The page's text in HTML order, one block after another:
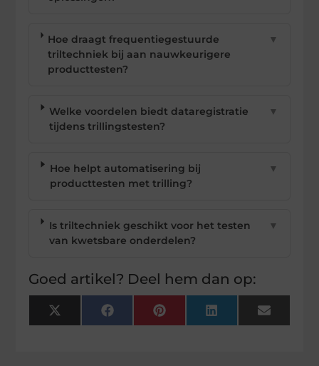
Hoe draagt frequentiegestuurde
triltechniek bij aan nauwkeurigere
producttesten?
▼
Welke voordelen biedt dataregistratie
tijdens trillingstesten?
▼
Hoe helpt automatisering bij
producttesten met trilling?
▼
Is triltechniek geschikt voor het testen
van kwetsbare onderdelen?
▼
Goed artikel? Deel hem dan op:
X
(Twitter)
FacebookPinterest LinkedIn Email